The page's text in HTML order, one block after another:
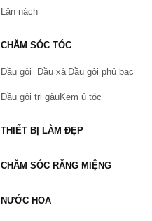
Lăn nách
CHĂM SÓC TÓC
Dầu gội Dầu xả Dầu gội phủ bạc
Dầu gội trị gàuKem ủ tóc
THIẾT BỊ LÀM ĐẸP
CHĂM SÓC RĂNG MIỆNG
NƯỚC HOA